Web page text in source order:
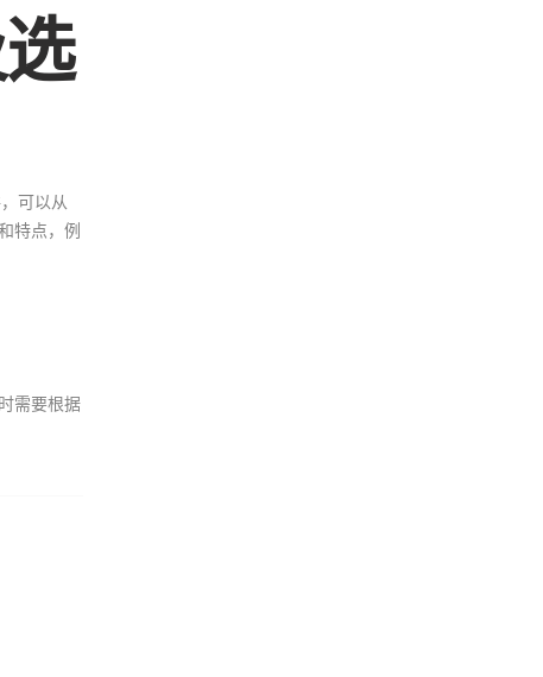
可以从
特点，例
需要根据